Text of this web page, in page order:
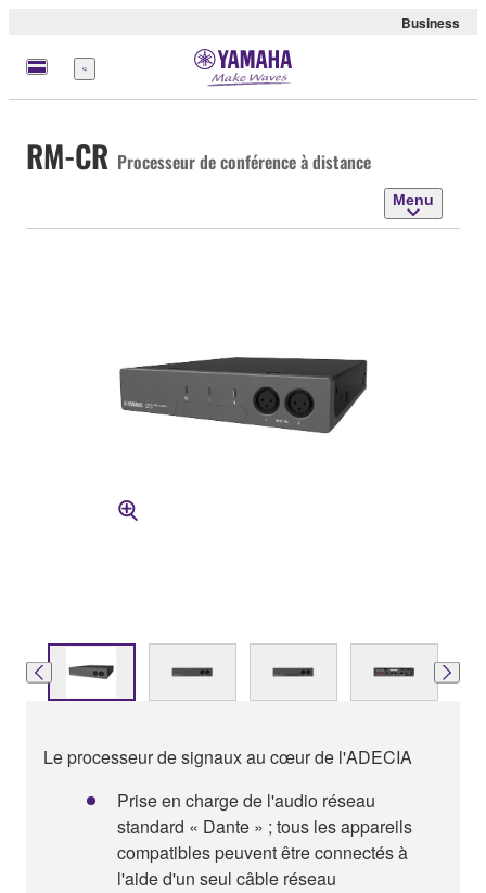
Business
Menu
RM-CR Processeur de conférence à distance
Menu
Le processeur de signaux au cœur de l'ADECIA
Prise en charge de l'audio réseau
standard « Dante » ; tous les appareils
compatibles peuvent être connectés à
l'aide d'un seul câble réseau